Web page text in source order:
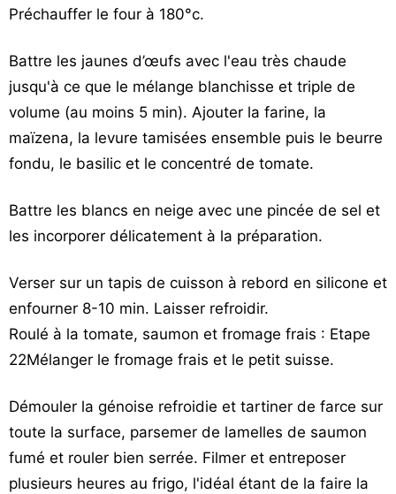
Préchauffer le four à 180°c.
Battre les jaunes d’œufs avec l'eau très chaude
jusqu'à ce que le mélange blanchisse et triple de
volume (au moins 5 min). Ajouter la farine, la
maïzena, la levure tamisées ensemble puis le beurre
fondu, le basilic et le concentré de tomate.
Battre les blancs en neige avec une pincée de sel et
les incorporer délicatement à la préparation.
Verser sur un tapis de cuisson à rebord en silicone et
enfourner 8-10 min. Laisser refroidir.
Roulé à la tomate, saumon et fromage frais : Etape
22Mélanger le fromage frais et le petit suisse.
Démouler la génoise refroidie et tartiner de farce sur
toute la surface, parsemer de lamelles de saumon
fumé et rouler bien serrée. Filmer et entreposer
plusieurs heures au frigo, l'idéal étant de la faire la